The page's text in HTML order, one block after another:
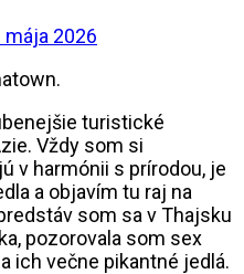
mája 2026
turistické
Vždy som si
v harmónii s prírodou, je
a objavím tu raj na
som sa v Thajsku
pozorovala som sex
ich večne pikantné jedlá.